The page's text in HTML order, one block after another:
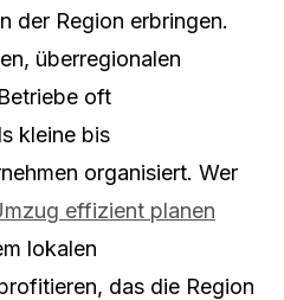
der Region erbringen.
überregionalen
oft
kleine bis
organisiert. Wer
effizient planen
lokalen
das die Region